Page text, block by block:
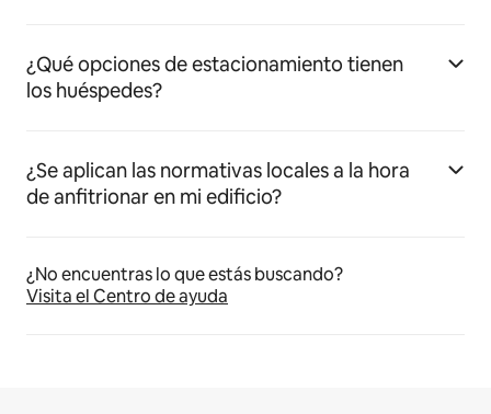
¿Qué opciones de estacionamiento tienen
los huéspedes?
¿Se aplican las normativas locales a la hora
de anfitrionar en mi edificio?
¿No encuentras lo que estás buscando?
Visita el Centro de ayuda